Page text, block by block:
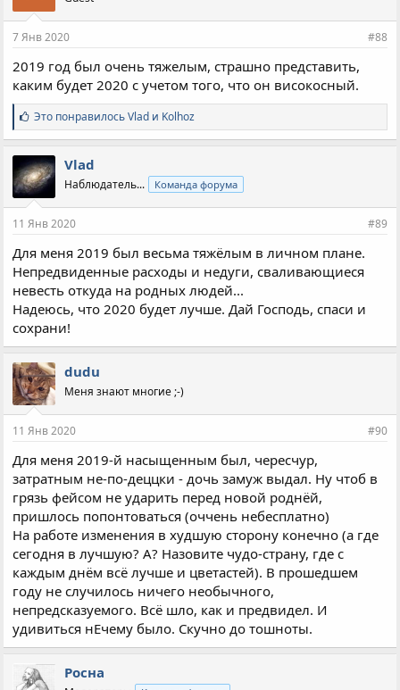
7 Янв 2020 #88
2019 год был очень тяжелым, страшно представить,
каким будет 2020 с учетом того, что он високосный.
С
и
м
п
а
т
и
:
Это понравилосьVlad и Kolhoz
Vlad
Наблюдатель... Команда форума
11 Янв 2020 #89
Для меня 2019 был весьма тяжёлым в личном плане.
Непредвиденные расходы и недуги, сваливающиеся
невесть откуда на родных людей...
Надеюсь, что 2020 будет лучше. Дай Господь, спаси и
сохрани!
dudu
Меня знают многие ;-)
11 Янв 2020 #90
Для меня 2019-й насыщенным был, чересчур,
затратным не-по-деццки - дочь замуж выдал. Ну чтоб в
грязь фейсом не ударить перед новой роднёй,
пришлось попонтоваться (оччень небесплатно)
На работе изменения в худшую сторону конечно (а где
сегодня в лучшую? А? Назовите чудо-страну, где с
каждым днём всё лучше и цветастей). В прошедшем
году не случилось ничего необычного,
непредсказуемого. Всё шло, как и предвидел. И
удивиться нЕчему было. Скучно до тошноты.
Росна